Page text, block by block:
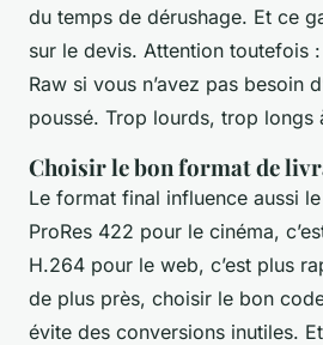
du temps de dérushage. Et ce
sur le devis. Attention toutefois
Raw si vous n’avez pas besoin
poussé. Trop lourds, trop longs
Choisir le bon format de
Le format final influence aussi
ProRes 422 pour le cinéma,
H.264 pour le web, c’est plus
de plus près, choisir le bon
évite des conversions inutiles.